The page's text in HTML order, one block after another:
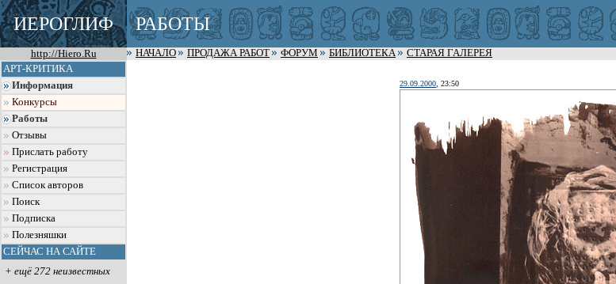
ИЕРОГЛИФ РАБОТЫ
http://Hiero.Ru НАЧАЛО ПРОДАЖА РАБОТ ФОРУМ БИБЛИОТЕКА
СТАРАЯ ГАЛЕРЕЯ
АРТ-КРИТИКА
Информация
Конкурсы
Работы
Отзывы
Прислать работу
Регистрация
Список авторов
Поиск
Подписка
Полезняшки
СЕЙЧАС НА САЙТЕ
+ ещё 272 неизвестных
29.09.2000 , 23:50